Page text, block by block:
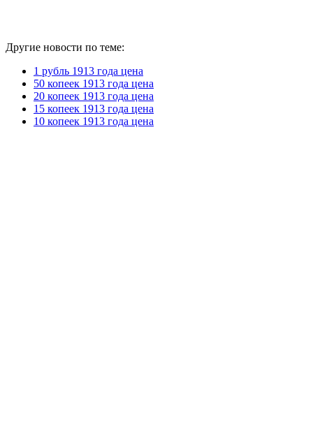
Другие новости по теме:
1 рубль 1913 года цена
50 копеек 1913 года цена
20 копеек 1913 года цена
15 копеек 1913 года цена
10 копеек 1913 года цена